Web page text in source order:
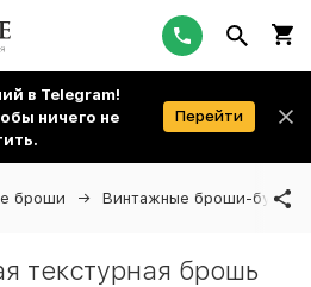
в Telegram!
ничего не
Перейти
броши Винтажные броши-
текстурная брошь